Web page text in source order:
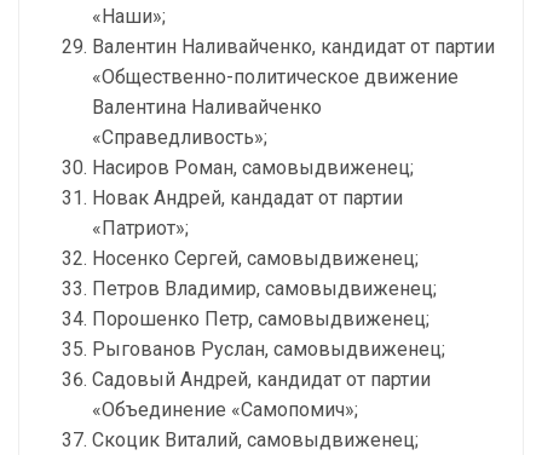
«Наши»;
Валентин Наливайченко, кандидат от партии
«Общественно-политическое движение
Валентина Наливайченко
«Справедливость»;
Насиров Роман, самовыдвиженец;
Новак Андрей, кандадат от партии
«Патриот»;
Носенко Сергей, самовыдвиженец;
Петров Владимир, самовыдвиженец;
Порошенко Петр, самовыдвиженец;
Рыгованов Руслан, самовыдвиженец;
Садовый Андрей, кандидат от партии
«Объединение «Самопомич»;
Скоцик Виталий, самовыдвиженец;